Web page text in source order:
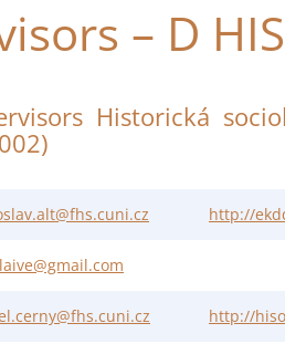
– D
Historická
http://
http://